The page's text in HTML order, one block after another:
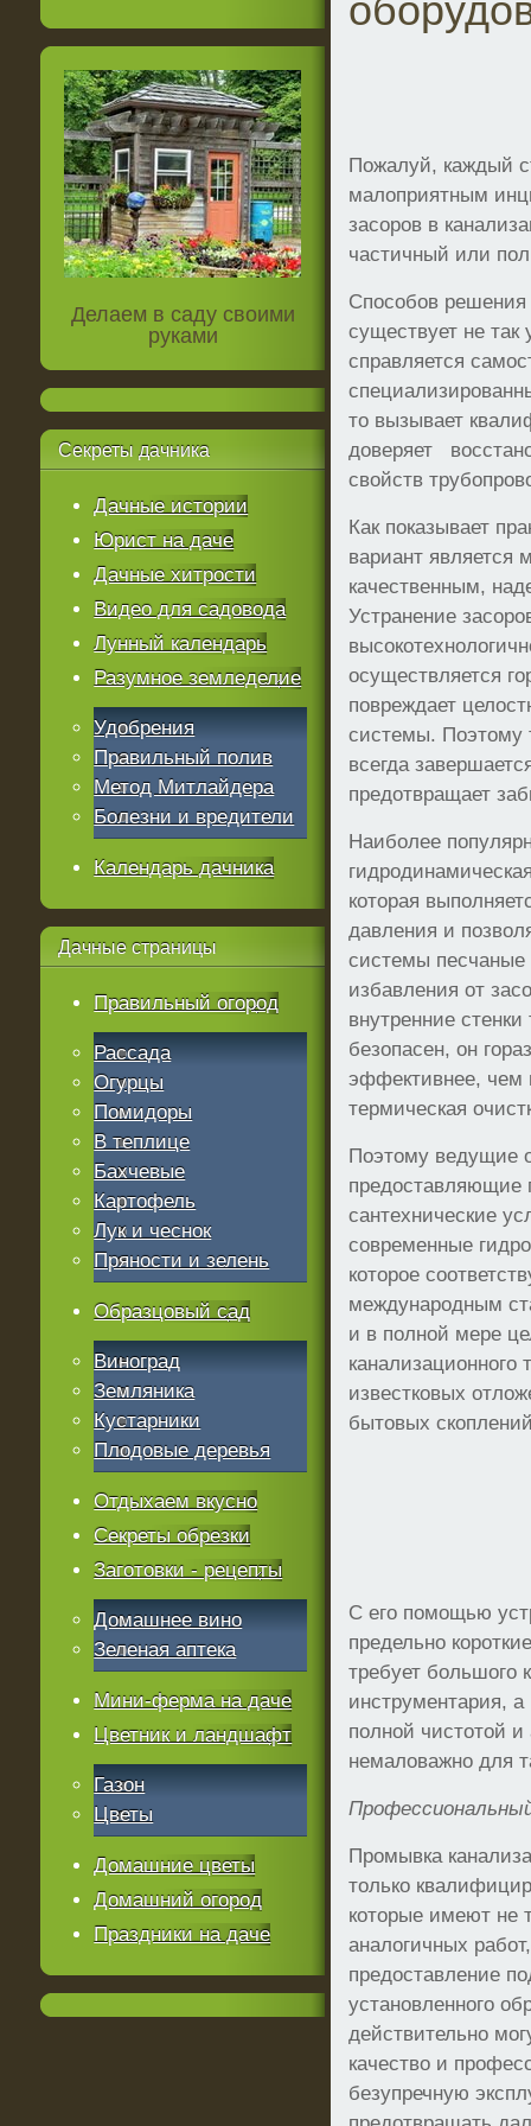
Пожалуй, каждый
малоприятным
засоров в
частичный или
Способов
существует не так
справляется
то вызывает
доверяет
свойств
Как показывает
вариант
качественным,
Устранение
осуществляется
повреждает
системы. Поэтому
всегда
предотвращает
Наиболее
которая
давления и
системы
избавления от
внутренние
безопасен, он
эффективнее, чем
термическая
Поэтому ведущие
предоставляющие
сантехнические
современные
которое
международным
и в полной мере
канализационного
известковых
бытовых
С его помощью
предельно
требует большого
инструментария,
полной чистотой и
немаловажно для
Промывка
только
которые имеют не
аналогичных
предоставление
установленного
действительно
качество и
безупречную
Делаем в саду своими
руками
Секреты дачника
Дачные истории
Юрист на даче
Дачные хитрости
Видео для садовода
Лунный календарь
Разумное земледелие
Удобрения
Правильный полив
Метод Митлайдера
Болезни и вредители
Календарь дачника
Дачные страницы
Правильный огород
Рассада
Огурцы
Помидоры
В теплице
Бахчевые
Картофель
Лук и чеснок
Пряности и зелень
Образцовый сад
Виноград
Земляника
Кустарники
Плодовые деревья
Отдыхаем вкусно
Секреты обрезки
Заготовки - рецепты
Домашнее вино
Зеленая аптека
Мини-ферма на даче
Цветник и ландшафт
Газон
Цветы
Домашние цветы
Домашний огород
Праздники на даче